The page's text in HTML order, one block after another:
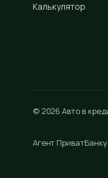
Калькулятор
© 2026 Авто в
Агент